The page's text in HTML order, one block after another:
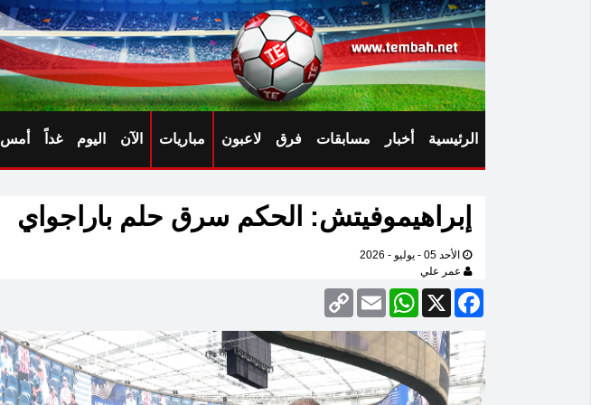
الرئيسية أخبار مسابقات فرق لاعبون مباريات الآن اليوم غداً أمس
إبراهيموفيتش: الحكم سرق حلم باراجواي
الأحد 05 - يوليو - 2026
عمر علي
Facebook
X
WhatsApp
Email
Copy
Link